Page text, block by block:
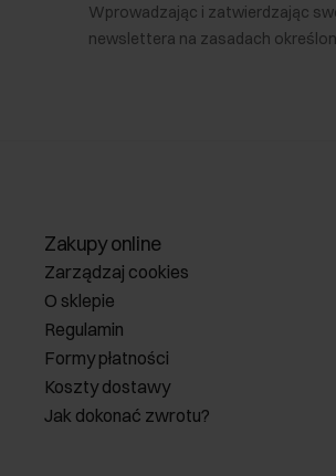
Wprowadzając i zatwierdzając
newslettera na zasadach
Zakupy online
Zarządzaj cookies
O sklepie
Regulamin
Formy płatności
Koszty dostawy
Jak dokonać zwrotu?